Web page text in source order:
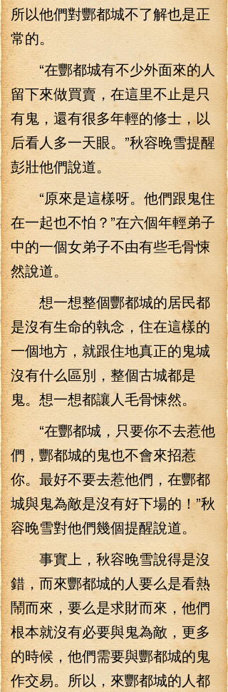
所以他們對酆都城不了解也是正
常的。
“在酆都城有不少外面來的人
留下來做買賣，在這里不止是只
有鬼，還有很多年輕的修士，以
后看人多一天眼。”秋容晚雪提醒
彭壯他們說道。
“原來是這樣呀。他們跟鬼住
在一起也不怕？”在六個年輕弟子
中的一個女弟子不由有些毛骨悚
然說道。
想一想整個酆都城的居民都
是沒有生命的執念，住在這樣的
一個地方，就跟住地真正的鬼城
沒有什么區別，整個古城都是
鬼。想一想都讓人毛骨悚然。
“在酆都城，只要你不去惹他
們，酆都城的鬼也不會來招惹
你。最好不要去惹他們，在酆都
城與鬼為敵是沒有好下場的！”秋
容晚雪對他們幾個提醒說道。
事實上，秋容晚雪說得是沒
錯，而來酆都城的人要么是看熱
鬧而來，要么是求財而來，他們
根本就沒有必要與鬼為敵，更多
的時候，他們需要與酆都城的鬼
作交易。所以，來酆都城的人都